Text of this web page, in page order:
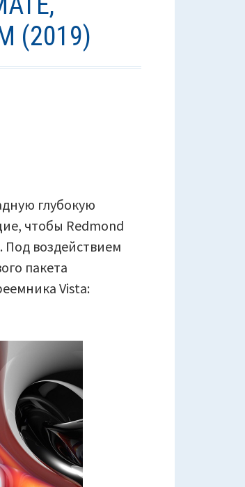
(2019)
глубокую
чтобы Redmond
Под воздействием
пакета
Vista: